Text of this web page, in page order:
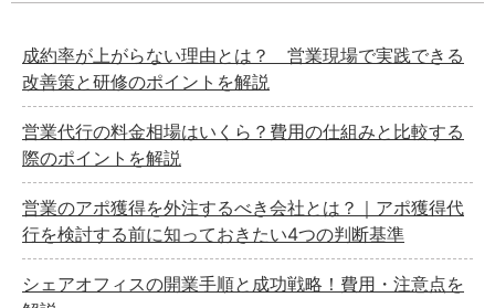
成約率が上がらない理由とは？ 営業現場で実践できる
改善策と研修のポイントを解説
営業代行の料金相場はいくら？費用の仕組みと比較する
際のポイントを解説
営業のアポ獲得を外注するべき会社とは？｜アポ獲得代
行を検討する前に知っておきたい4つの判断基準
シェアオフィスの開業手順と成功戦略！費用・注意点を